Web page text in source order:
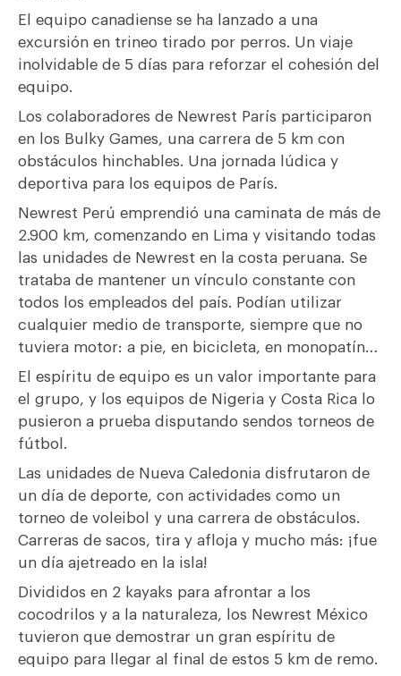
El equipo canadiense se ha lanzado a una
excursión en trineo tirado por perros. Un viaje
inolvidable de 5 días para reforzar el cohesión del
equipo.
Los colaboradores de Newrest París participaron
en los Bulky Games, una carrera de 5 km con
obstáculos hinchables. Una jornada lúdica y
deportiva para los equipos de París.
Newrest Perú emprendió una caminata de más de
2.900 km, comenzando en Lima y visitando todas
las unidades de Newrest en la costa peruana. Se
trataba de mantener un vínculo constante con
todos los empleados del país. Podían utilizar
cualquier medio de transporte, siempre que no
tuviera motor: a pie, en bicicleta, en monopatín…
El espíritu de equipo es un valor importante para
el grupo, y los equipos de Nigeria y Costa Rica lo
pusieron a prueba disputando sendos torneos de
fútbol.
Las unidades de Nueva Caledonia disfrutaron de
un día de deporte, con actividades como un
torneo de voleibol y una carrera de obstáculos.
Carreras de sacos, tira y afloja y mucho más: ¡fue
un día ajetreado en la isla!
Divididos en 2 kayaks para afrontar a los
cocodrilos y a la naturaleza, los Newrest México
tuvieron que demostrar un gran espíritu de
equipo para llegar al final de estos 5 km de remo.